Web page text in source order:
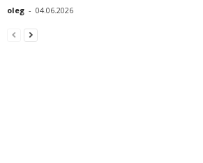
oleg - 04.06.2026